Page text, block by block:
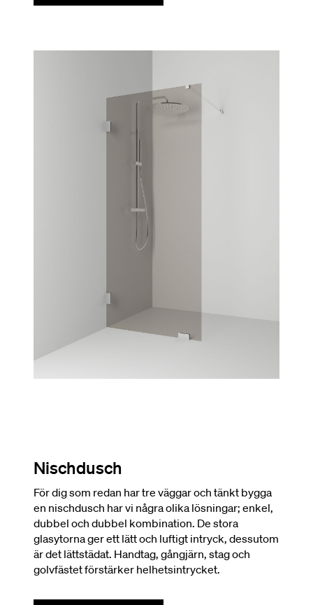
Nischdusch
För dig som redan har tre väggar och tänkt bygga
en nischdusch har vi några olika lösningar; enkel,
dubbel och dubbel kombination. De stora
glasytorna ger ett lätt och luftigt intryck, dessutom
är det lättstädat. Handtag, gångjärn, stag och
golvfästet förstärker helhetsintrycket.